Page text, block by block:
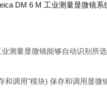
DM 6 M 工业测量显微镜系
测量显微镜能够自动识别所
和调用"模块) 保存和调用显微